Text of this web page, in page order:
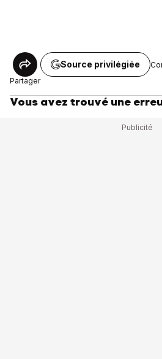
Partager
Source privilégiée
Vous avez trouvé une